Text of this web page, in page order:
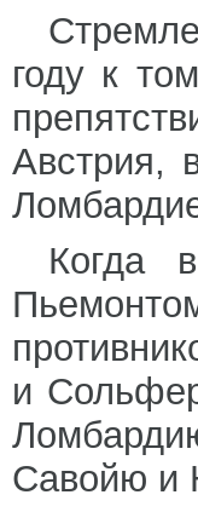
году к
Австрия,
Когда
и
Савойю и